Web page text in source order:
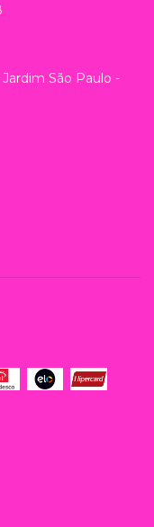
São Paulo -